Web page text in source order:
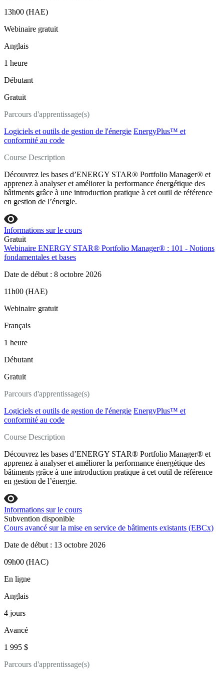
13h00 (HAE)
Webinaire gratuit
Anglais
1 heure
Débutant
Gratuit
Parcours d'apprentissage(s)
Logiciels et outils de gestion de l'énergie EnergyPlus™ et
conformité au code
Course Description
Découvrez les bases d’ENERGY STAR® Portfolio Manager® et
apprenez à analyser et améliorer la performance énergétique des
bâtiments grâce à une introduction pratique à cet outil de référence
en gestion de l’énergie.
Informations sur le cours
Gratuit
Webinaire ENERGY STAR® Portfolio Manager® : 101 - Notions
fondamentales et bases
Date de début : 8 octobre 2026
11h00 (HAE)
Webinaire gratuit
Français
1 heure
Débutant
Gratuit
Parcours d'apprentissage(s)
Logiciels et outils de gestion de l'énergie EnergyPlus™ et
conformité au code
Course Description
Découvrez les bases d’ENERGY STAR® Portfolio Manager® et
apprenez à analyser et améliorer la performance énergétique des
bâtiments grâce à une introduction pratique à cet outil de référence
en gestion de l’énergie.
Informations sur le cours
Subvention disponible
Cours avancé sur la mise en service de bâtiments existants (EBCx)
Date de début : 13 octobre 2026
09h00 (HAC)
En ligne
Anglais
4 jours
Avancé
1 995 $
Parcours d'apprentissage(s)